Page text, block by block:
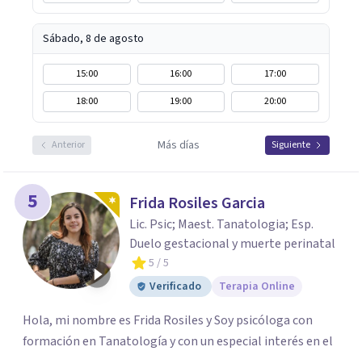
Sábado, 8 de agosto
15:00 16:00
17:00
18:00
19:00 20:00
Anterior Más días Siguiente
5 Frida Rosiles Garcia
Lic. Psic; Maest. Tanatologia; Esp.
Duelo gestacional y muerte perinatal
5 / 5
Verificado
Terapia Online
Hola, mi nombre es Frida Rosiles y Soy psicóloga con
formación en Tanatología y con un especial interés en el